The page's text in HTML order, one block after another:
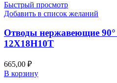
Быстрый просмотр
Добавить в список желаний
Отводы нержавеющие 90°
12Х18Н10Т
665,00 ₽
В корзину